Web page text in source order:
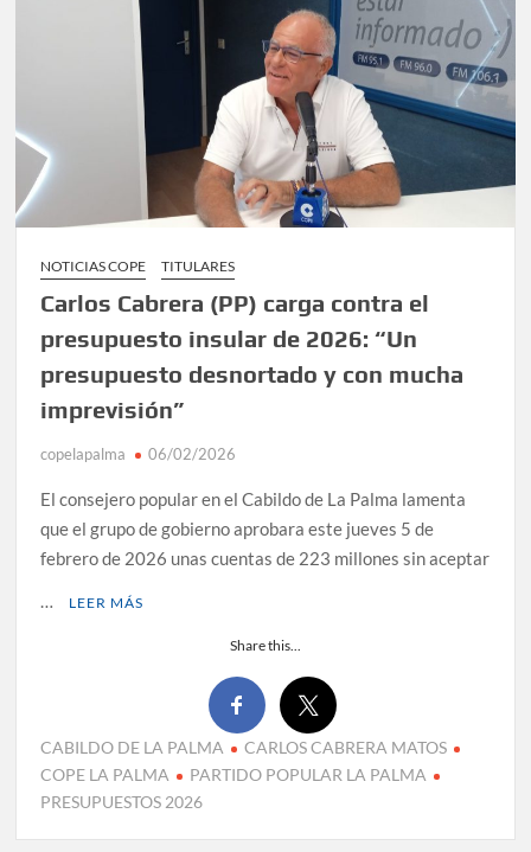
NOTICIAS COPE TITULARES
Carlos Cabrera (PP) carga contra el
presupuesto insular de 2026: “Un
presupuesto desnortado y con mucha
imprevisión”
copelapalma 06/02/2026
El consejero popular en el Cabildo de La Palma lamenta
que el grupo de gobierno aprobara este jueves 5 de
febrero de 2026 unas cuentas de 223 millones sin aceptar
…
LEER MÁS
Share this...
CABILDO DE LA PALMA
CARLOS CABRERA MATOS
COPE LA PALMA
PARTIDO POPULAR LA PALMA
PRESUPUESTOS 2026